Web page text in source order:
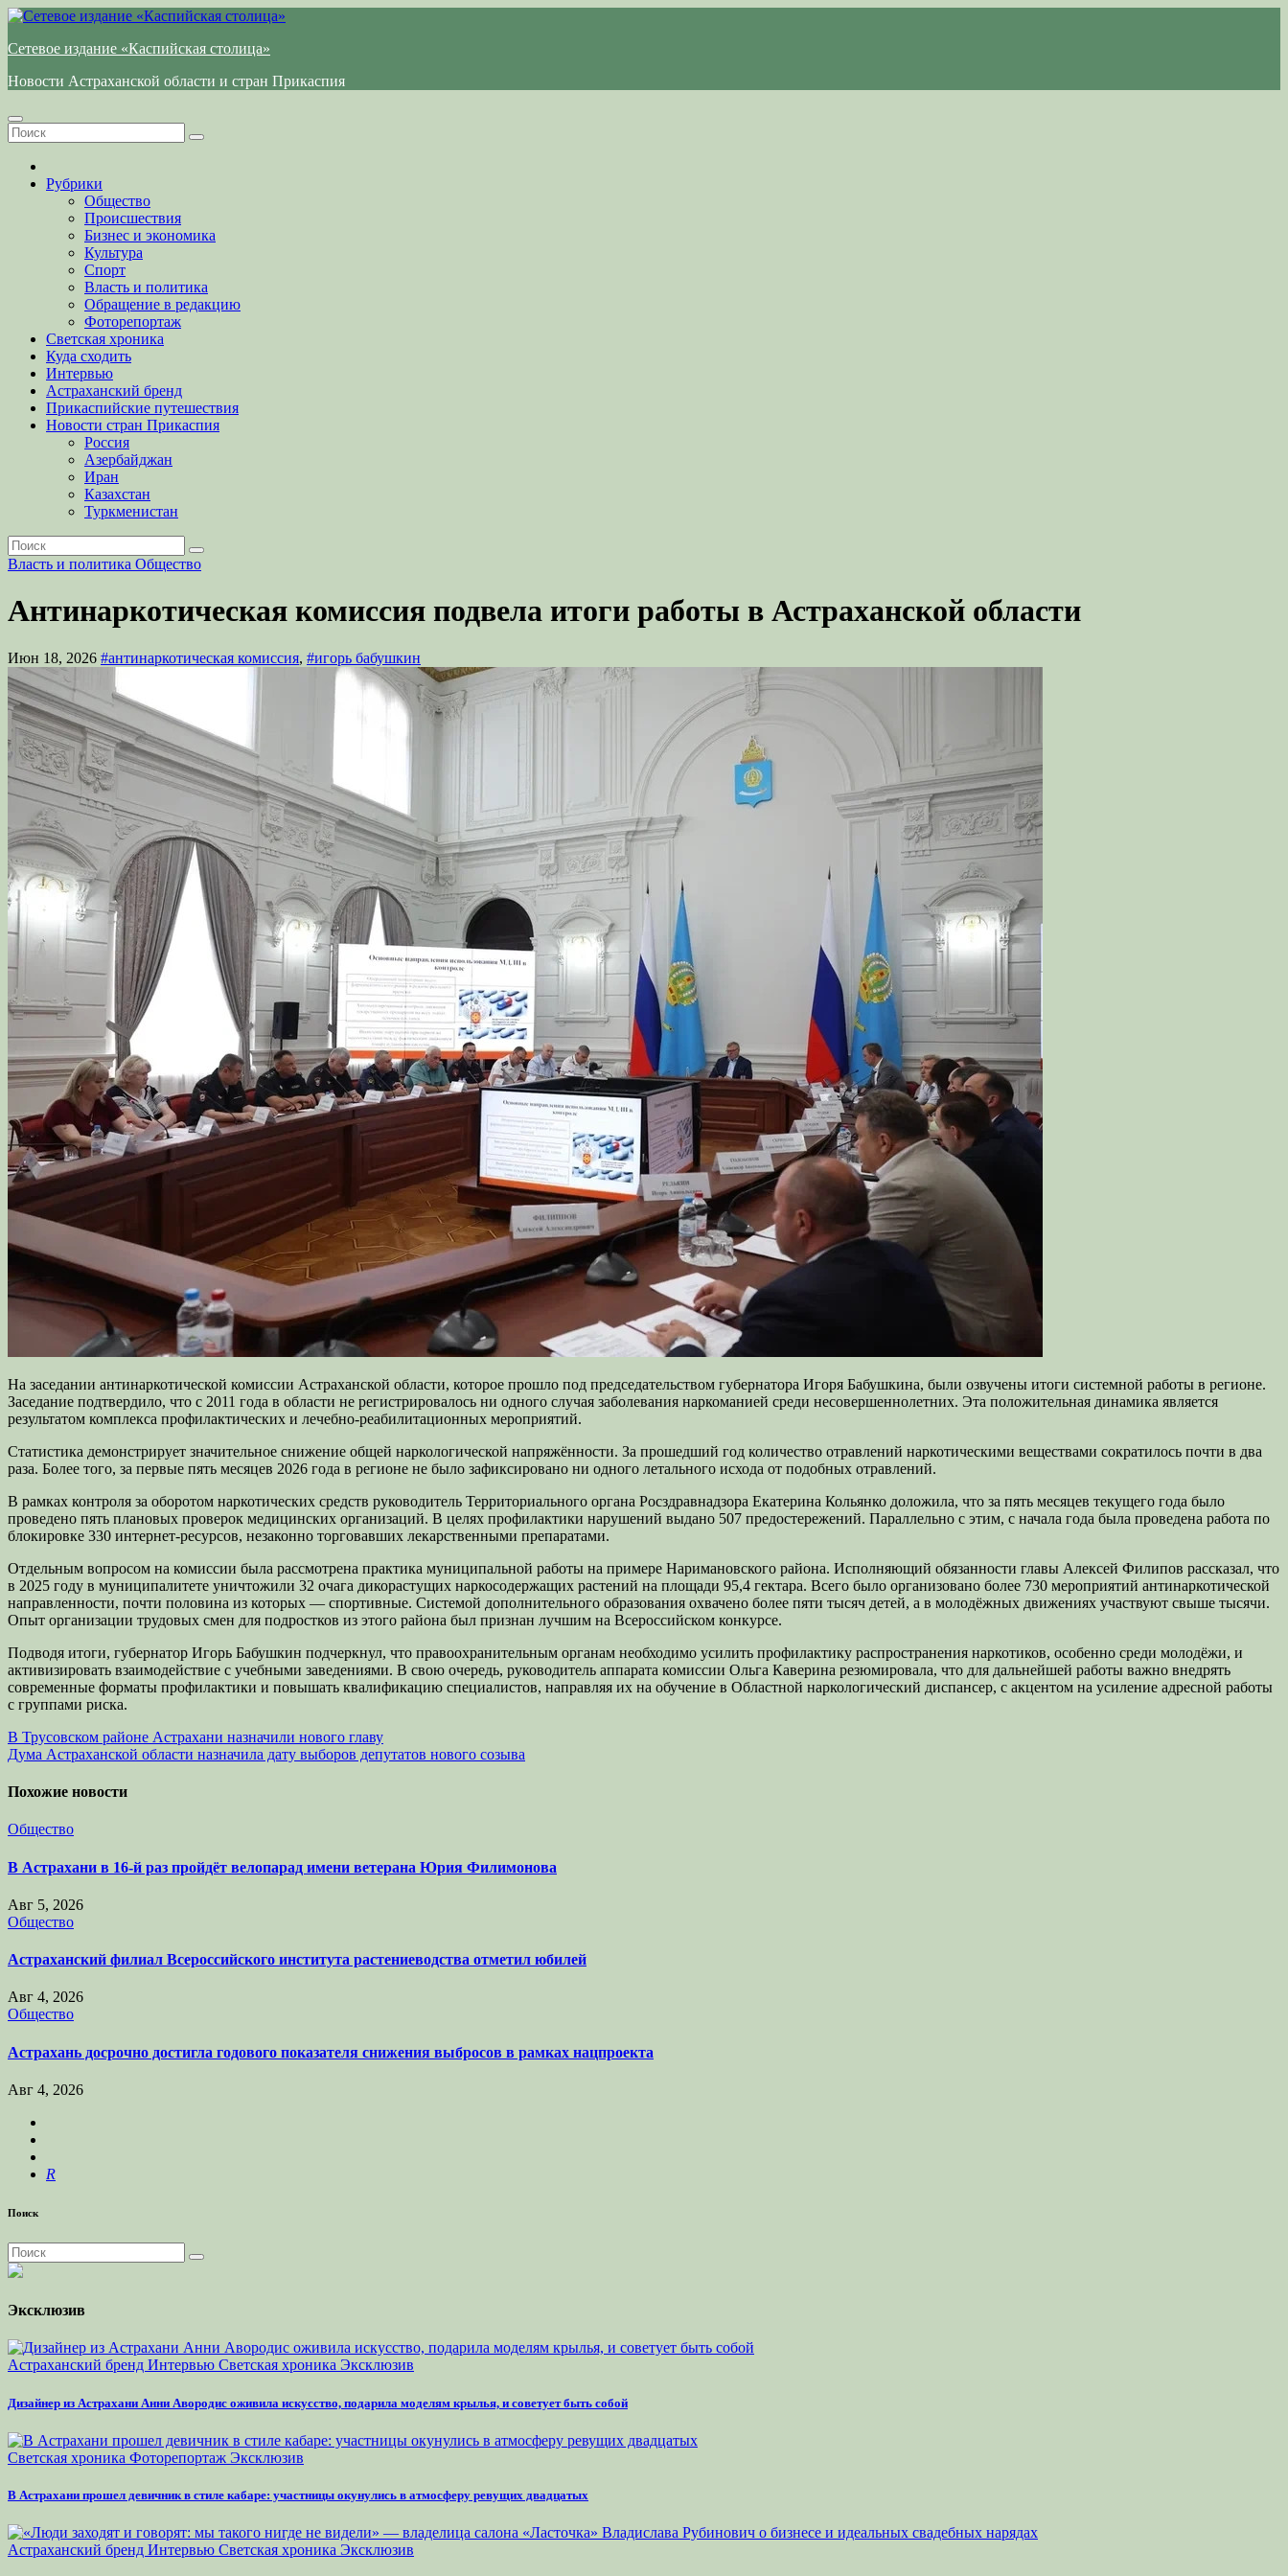
Перейти
содержимому
Сетевое издание «Каспийская столица»
Новости Астраханской области и стран Прикаспия
Рубрики
Общество
Происшествия
Бизнес и экономика
Культура
Спорт
Власть и политика
Обращение в редакцию
Фоторепортаж
Светская хроника
Куда сходить
Интервью
Астраханский бренд
Прикаспийские путешествия
Новости стран Прикаспия
Россия
Азербайджан
Иран
Казахстан
Туркменистан
Власть и политика Общество
Антинаркотическая комиссия подвела итоги работы в Астраханской области
Июн 18, 2026 #антинаркотическая комиссия, #игорь бабушкин
На заседании антинаркотической комиссии Астраханской области, которое прошло под председательством губернатора Игоря Бабушкина, были озвучены итоги системной работы в регионе.
Заседание подтвердило, что с 2011 года в области не регистрировалось ни одного случая заболевания наркоманией среди несовершеннолетних. Эта положительная динамика является
результатом комплекса профилактических и лечебно-реабилитационных мероприятий.
Статистика демонстрирует значительное снижение общей наркологической напряжённости. За прошедший год количество отравлений наркотическими веществами сократилось почти в два
раза. Более того, за первые пять месяцев 2026 года в регионе не было зафиксировано ни одного летального исхода от подобных отравлений.
В рамках контроля за оборотом наркотических средств руководитель Территориального органа Росздравнадзора Екатерина Кольянко доложила, что за пять месяцев текущего года было
проведено пять плановых проверок медицинских организаций. В целях профилактики нарушений выдано 507 предостережений. Параллельно с этим, с начала года была проведена работа по
блокировке 330 интернет-ресурсов, незаконно торговавших лекарственными препаратами.
Отдельным вопросом на комиссии была рассмотрена практика муниципальной работы на примере Наримановского района. Исполняющий обязанности главы Алексей Филипов рассказал, что
в 2025 году в муниципалитете уничтожили 32 очага дикорастущих наркосодержащих растений на площади 95,4 гектара. Всего было организовано более 730 мероприятий антинаркотической
направленности, почти половина из которых — спортивные. Системой дополнительного образования охвачено более пяти тысяч детей, а в молодёжных движениях участвуют свыше тысячи.
Опыт организации трудовых смен для подростков из этого района был признан лучшим на Всероссийском конкурсе.
Подводя итоги, губернатор Игорь Бабушкин подчеркнул, что правоохранительным органам необходимо усилить профилактику распространения наркотиков, особенно среди молодёжи, и
активизировать взаимодействие с учебными заведениями. В свою очередь, руководитель аппарата комиссии Ольга Каверина резюмировала, что для дальнейшей работы важно внедрять
современные форматы профилактики и повышать квалификацию специалистов, направляя их на обучение в Областной наркологический диспансер, с акцентом на усиление адресной работы
с группами риска.
Навигация
по
записям
В Трусовском районе Астрахани назначили нового главу
Дума Астраханской области назначила дату выборов депутатов нового созыва
Похожие новости
Общество
В Астрахани в 16-й раз пройдёт велопарад имени ветерана Юрия Филимонова
Авг 5, 2026
Общество
Астраханский филиал Всероссийского института растениеводства отметил юбилей
Авг 4, 2026
Общество
Астрахань досрочно достигла годового показателя снижения выбросов в рамках нацпроекта
Авг 4, 2026
R
Поиск
Эксклюзив
Астраханский бренд Интервью Светская хроника Эксклюзив
Дизайнер из Астрахани Анни Авородис оживила искусство, подарила моделям крылья, и советует быть собой
Светская хроника Фоторепортаж Эксклюзив
В Астрахани прошел девичник в стиле кабаре: участницы окунулись в атмосферу ревущих двадцатых
Астраханский бренд Интервью Светская хроника Эксклюзив